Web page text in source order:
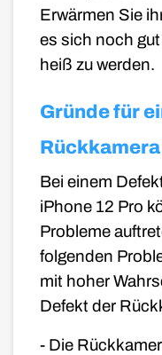
Erwärmen Sie
es sich noch
heiß zu werden.
Gründe für
Rückkamera
Bei einem
iPhone 12 Pro
Probleme
folgenden
mit hoher
Defekt der
- Die